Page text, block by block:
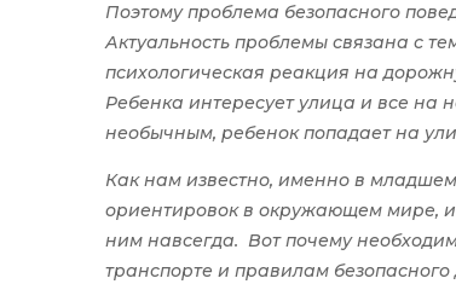
Поэтому проблема безопасного
Актуальность проблемы связана с
психологическая реакция на
Ребенка интересует улица и все на
необычным, ребенок попадает на
Как нам известно, именно в
ориентировок в окружающем мире, и
ним навсегда. Вот почему
транспорте и правилам